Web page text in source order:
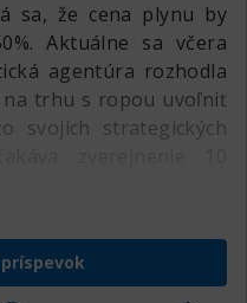
sa, že cena plynu by
Aktuálne sa včera
agentúra rozhodla
na trhu s ropou uvoľniť
svojich strategických